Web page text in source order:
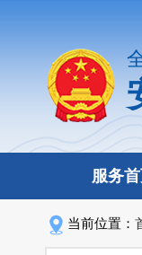
服务
当前位置：